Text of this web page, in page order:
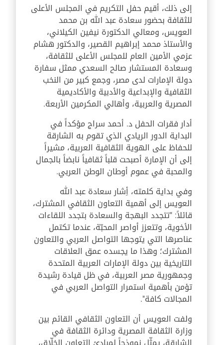
إلى ذلك، أقيم حفل التكريم في المجلس الأعلى
للثقافة بحضور سعادة عبد الله بن محمد
العويس، ومعالي الدكتورة نيفين الكيلاني،
والأستاذ محمد إبراهيم القصير، والدكتور هشام
عزمي الأمين العام للمجلس الأعلى للثقافة،
وسعادة المستشار صالح السعدي ممثل سفارة
دولة الإمارات لدى مصر، وجمع كبير من النخب
الثقافية والإبداعية والأدبية والأكاديمية
المصرية والعربية، وأهالي المكرمين الأربعة.
أدار فقرات الحفل د. أحمد سراج مؤكداً في
البداية الدور الريادي الذي تقوم به الشارقة
للحفاظ على الهوية الثقافية العربية، مشيراً
إلى أن الإمارة أصبحت قلباً ثقافياً نابضاً بالجمال
والمحبة في عموم أوطان الوطن العربي.
وفي بداية كلمته، أِشار سعادة عبد الله
العويس إلى أهمية التعاون الثقافي المشترك،
قائلاً: "تتجدد البهجة والسعادة بتجدد اللقاءات
الأخوية، وتتعزز أواصر المحبّة، عندما تكتمل
عناصرها التي يتوجها التواصل العربي والتعاون
المشترك؛ وهذا ما يجسده عمق العلاقات
التاريخية بين دولة الإمارات العربية المتحدة
وجمهورية مصر العربية، في ظل قيادة رشيدة
تؤمن بأهمية استمرار التواصل العربي في
المجالات كافة".
ولفت العويس أن التعاون الثقافي القائم بين
وزارة الثقافة المصرية ودائرة الثقافة في